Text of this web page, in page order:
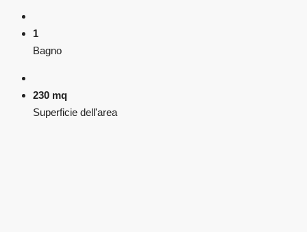
1
Bagno
230 mq
Superficie dell'area